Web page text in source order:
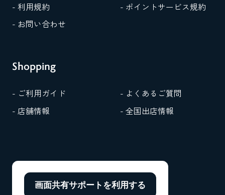
- 利用規約
- ポイントサービス規約
- お問い合わせ
Shopping
- ご利用ガイド
- よくあるご質問
- 店舗情報
- 全国出店情報
画面共有サポートを利用する